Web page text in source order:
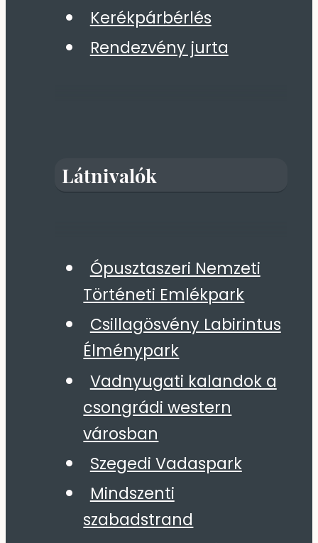
Kerékpárbérlés
Rendezvény jurta
Látnivalók
Ópusztaszeri Nemzeti
Történeti Emlékpark
Csillagösvény Labirintus
Élménypark
Vadnyugati kalandok a
csongrádi western
városban
Szegedi Vadaspark
Mindszenti
szabadstrand